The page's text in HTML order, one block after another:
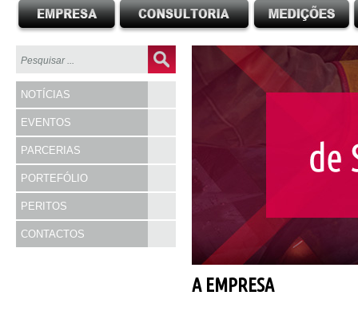
NOTÍCIAS
EVENTOS
PARCERIAS
PORTEFÓLIO
PERITOS
CONTACTOS
A EMPRESA